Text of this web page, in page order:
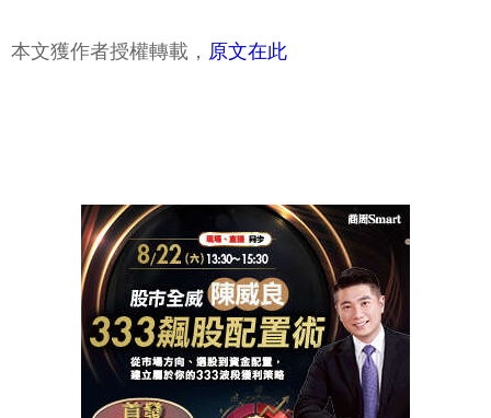
本文獲作者授權轉載， 原文在此